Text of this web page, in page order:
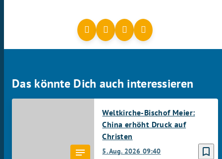
Das könnte Dich auch interessieren
bookmark_border
5. Aug. 2026 09:40
Weltkirche-Bischof Meier:
China erhöht Druck auf
Christen